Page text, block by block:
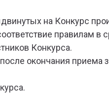
на Конкурс
правилам в
Конкурса.
окончания приема